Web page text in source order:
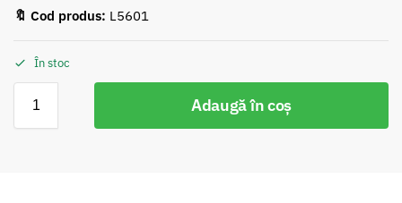
🔖 Cod produs: L5601
În stoc
Adaugă în coș